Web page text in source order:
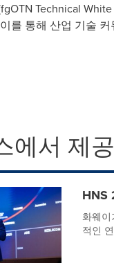
Technical
를 통해 산업 기술
에서 제
HNS
화웨
적인